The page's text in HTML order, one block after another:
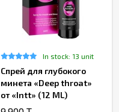
In stock: 13 unit
Спрей для глубокого
минета «Deep throat»
от «Intt» (12 ML)